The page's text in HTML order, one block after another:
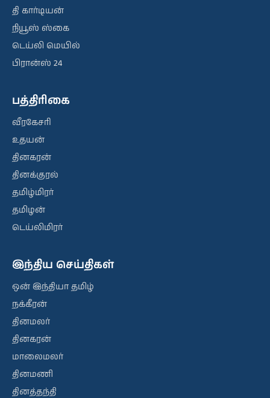
தி கார்டியன்
நியூஸ் ஸ்கை
டெய்லி மெயில்
பிரான்ஸ் 24
பத்திரிகை
வீரகேசரி
உதயன்
தினகரன்
தினக்குரல்
தமிழ்மிரர்
தமிழன்
டெய்லிமிரர்
இந்திய செய்திகள்
ஒன் இந்தியா தமிழ்
நக்கீரன்
தினமலர்
தினகரன்
மாலைமலர்
தினமணி
தினத்தந்தி